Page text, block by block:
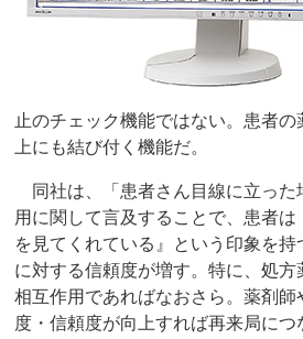
止のチェック機能ではない。患者
上にも結び付く機能だ。
同社は、「患者さん目線に立った
用に関して言及することで、患者は
を見てくれている』という印象を
に対する信頼度が増す。特に、処
相互作用であればなおさら。薬剤師
度・信頼度が向上すれば再来局に